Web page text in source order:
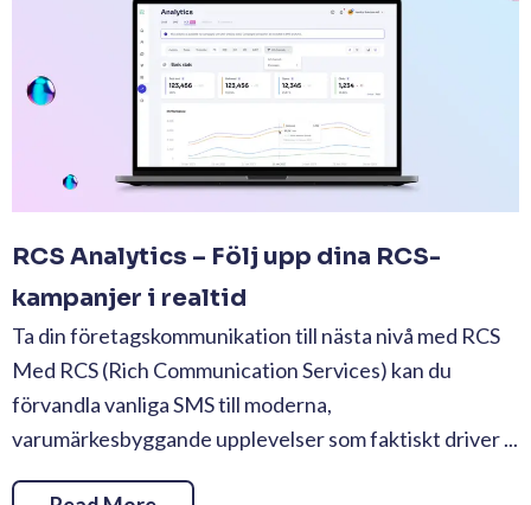
RCS Analytics – Följ upp dina RCS-
kampanjer i realtid
Ta din företagskommunikation till nästa nivå med RCS
Med RCS (Rich Communication Services) kan du
förvandla vanliga SMS till moderna,
varumärkesbyggande upplevelser som faktiskt driver ...